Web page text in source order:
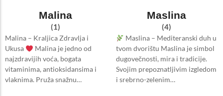
Malina
(1)
Malina – Kraljica Zdravlja i
Ukusa
Malina je jedno od
najzdravijih voća, bogata
vitaminima, antioksidansima i
vlaknima. Pruža snažnu…
Maslina
(4)
Maslina – Mediteranski duh u
tvom dvorištu Maslina je simbol
dugovečnosti, mira i tradicije.
Svojim prepoznatljivim izgledom
i srebrno-zelenim…